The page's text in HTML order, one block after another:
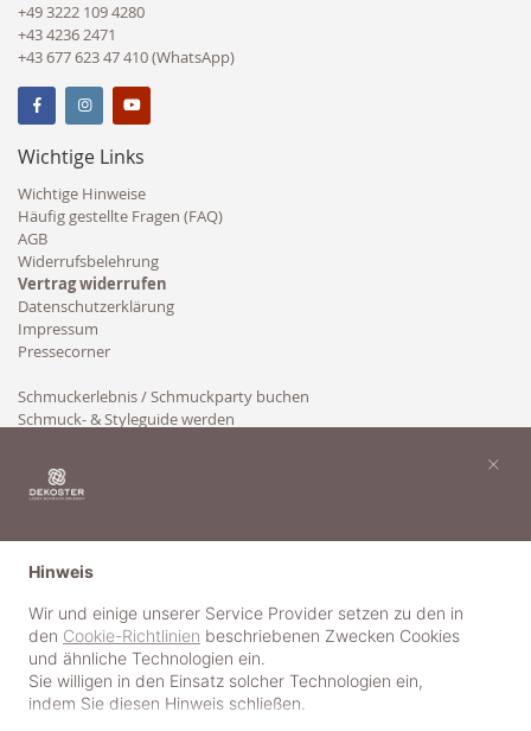
+49 3222 109 4280
+43 4236 2471
+43 677 623 47 410 (WhatsApp)
Wichtige Links
Wichtige Hinweise
Häufig gestellte Fragen (FAQ)
AGB
Widerrufsbelehrung
Vertrag widerrufen
Datenschutzerklärung
Impressum
Pressecorner
Schmuckerlebnis / Schmuckparty buchen
Schmuck- & Styleguide werden
Hinweis
Wir und einige unserer Service Provider setzen zu den in
den Cookie-Richtlinien beschriebenen Zwecken Cookies
und ähnliche Technologien ein.
Sie willigen in den Einsatz solcher Technologien ein,
indem Sie diesen Hinweis schließen.
×